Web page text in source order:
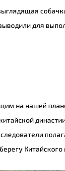
для
на нашей